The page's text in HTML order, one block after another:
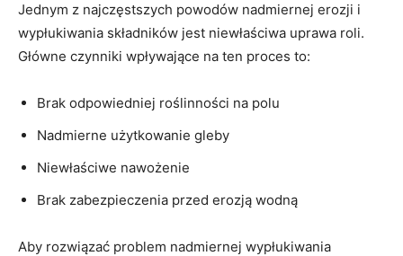
Jednym⁣ z najczęstszych powodów nadmiernej​ erozji i
⁢wypłukiwania składników jest⁢ niewłaściwa uprawa roli.⁣
Główne czynniki wpływające ⁢na ⁤ten proces ‍to:
Brak ‌odpowiedniej roślinności na polu
Nadmierne użytkowanie ⁤gleby
Niewłaściwe nawożenie
Brak zabezpieczenia przed erozją ⁤wodną
Aby rozwiązać‌ problem nadmiernej wypłukiwania